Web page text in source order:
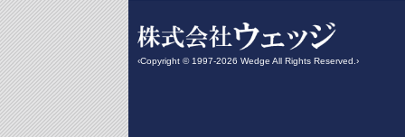
‹Copyright © 1997-2026 Wedge All Rights Reserved.›